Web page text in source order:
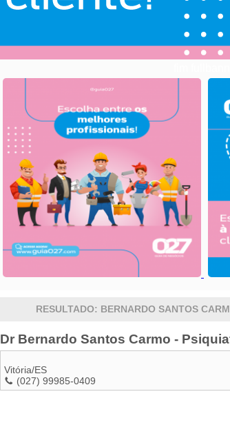
RESULTADO: BERNARDO SANTOS
Dr Bernardo Santos Carmo -
Vitória/ES
(027) 99985-0409